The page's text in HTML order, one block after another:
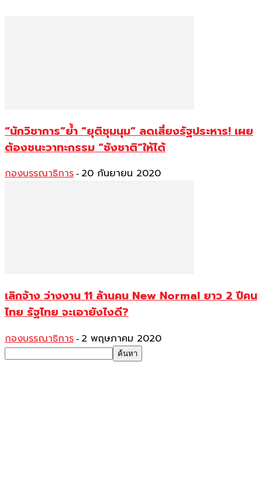
“นักวิชาการ”ย้ำ “ยุติชุมนุม” ลดเสี่ยงรัฐประหาร! เผย
ต้องชนะวาทะกรรม “ชังชาติ”ให้ได้
กองบรรณาธิการ - 20 กันยายน 2020
เลิกจ้าง ว่างงาน 11 ล้านคน New Normal ยาว 2 ปีคน
ไทย รัฐไทย จะเอายังไงดี?
กองบรรณาธิการ - 2 พฤษภาคม 2020